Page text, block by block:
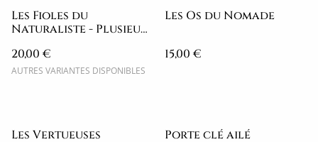
Les Fioles du
Naturaliste - Plusieurs
20,00 €
AUTRES VARIANTES DISPONIBLES
Les Os du Nomade
15,00 €
Les Vertueuses
Porte clé ailé